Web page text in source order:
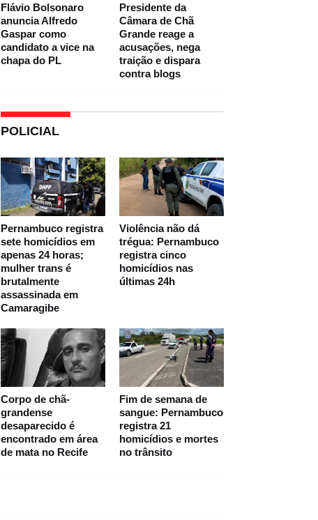
Flávio Bolsonaro
anuncia Alfredo
Gaspar como
candidato a vice na
chapa do PL
Presidente da
Câmara de Chã
Grande reage a
acusações, nega
traição e dispara
contra blogs
POLICIAL
Pernambuco registra
sete homicídios em
apenas 24 horas;
mulher trans é
brutalmente
assassinada em
Camaragibe
Violência não dá
trégua: Pernambuco
registra cinco
homicídios nas
últimas 24h
Corpo de chã-
grandense
desaparecido é
encontrado em área
de mata no Recife
Fim de semana de
sangue: Pernambuco
registra 21
homicídios e mortes
no trânsito